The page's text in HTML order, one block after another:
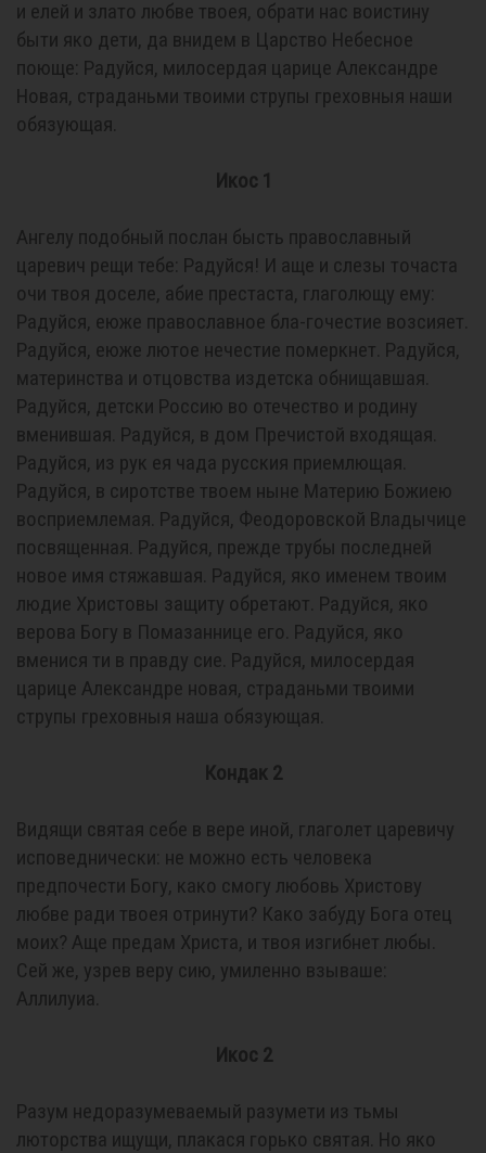
и елей и злато любве твоея, обрати нас воистину
быти яко дети, да внидем в Царство Небесное
поюще: Радуйся, милосердая царице Александре
Новая, страданьми твоими струпы греховныя наши
обязующая.
Икос 1
Ангелу подобный послан бысть православный
царевич рещи тебе: Радуйся! И аще и слезы точаста
очи твоя доселе, абие престаста, глаголющу ему:
Радуйся, еюже православное бла-гочестие возсияет.
Радуйся, еюже лютое нечестие померкнет. Радуйся,
материнства и отцовства издетска обнищавшая.
Радуйся, детски Россию во отечество и родину
вменившая. Радуйся, в дом Пречистой входящая.
Радуйся, из рук ея чада русския приемлющая.
Радуйся, в сиротстве твоем ныне Материю Божиею
восприемлемая. Радуйся, Феодоровской Владычице
посвященная. Радуйся, прежде трубы последней
новое имя стяжавшая. Радуйся, яко именем твоим
людие Христовы защиту обретают. Радуйся, яко
верова Богу в Помазаннице его. Радуйся, яко
вменися ти в правду сие. Радуйся, милосердая
царице Александре новая, страданьми твоими
струпы греховныя наша обязующая.
Кондак 2
Видящи святая себе в вере иной, глаголет царевичу
исповеднически: не можно есть человека
предпочести Богу, како смогу любовь Христову
любве ради твоея отринути? Како забуду Бога отец
моих? Аще предам Христа, и твоя изгибнет любы.
Сей же, узрев веру сию, умиленно взываше:
Аллилуиа.
Икос 2
Разум недоразумеваемый разумети из тьмы
люторства ищущи, плакася горько святая. Но яко